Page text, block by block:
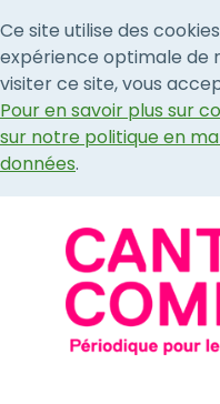
Ce site utilise des
expérience optimale de
visiter ce site, vous
Pour en savoir plus sur
sur notre politique en
données.